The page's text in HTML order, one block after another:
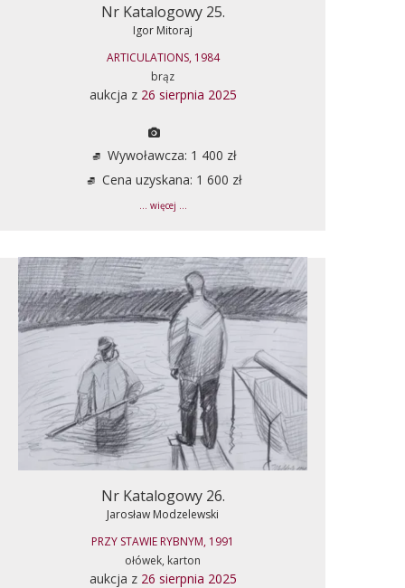
Nr Katalogowy 25.
Igor Mitoraj
ARTICULATIONS, 1984
brąz
aukcja z 26 sierpnia 2025
Wywoławcza: 1 400 zł
Cena uzyskana: 1 600 zł
... więcej ...
Nr Katalogowy 26.
Jarosław Modzelewski
PRZY STAWIE RYBNYM, 1991
ołówek, karton
aukcja z 26 sierpnia 2025